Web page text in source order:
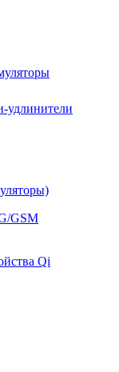
удлинители
GSM
Qi